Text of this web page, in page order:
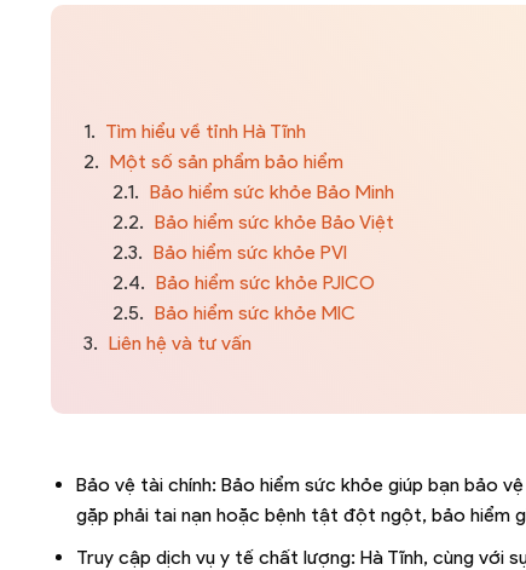
1. Tìm hiểu về tỉnh Hà Tĩnh
2. Một số sản phẩm bảo hiểm
2.1. Bảo hiểm sức khỏe Bảo Minh
2.2. Bảo hiểm sức khỏe Bảo Việt
2.3. Bảo hiểm sức khỏe PVI
2.4. Bảo hiểm sức khỏe PJICO
2.5. Bảo hiểm sức khỏe MIC
3. Liên hệ và tư vấn
Bảo vệ tài chính: Bảo hiểm sức khỏe giúp bạn bảo
gặp phải tai nạn hoặc bệnh tật đột ngột, bảo hiểm
Truy cập dịch vụ y tế chất lượng: Hà Tĩnh, cùng